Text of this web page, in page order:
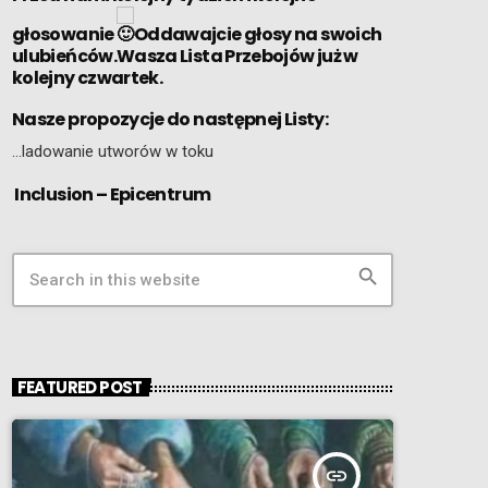
głosowanie
Oddawajcie głosy na swoich
ulubieńców.Wasza Lista Przebojów już w
kolejny czwartek.
Nasze propozycje do następnej Listy:
…ladowanie utworów w toku
Inclusion – Epicentrum
search
FEATURED POST
insert_link